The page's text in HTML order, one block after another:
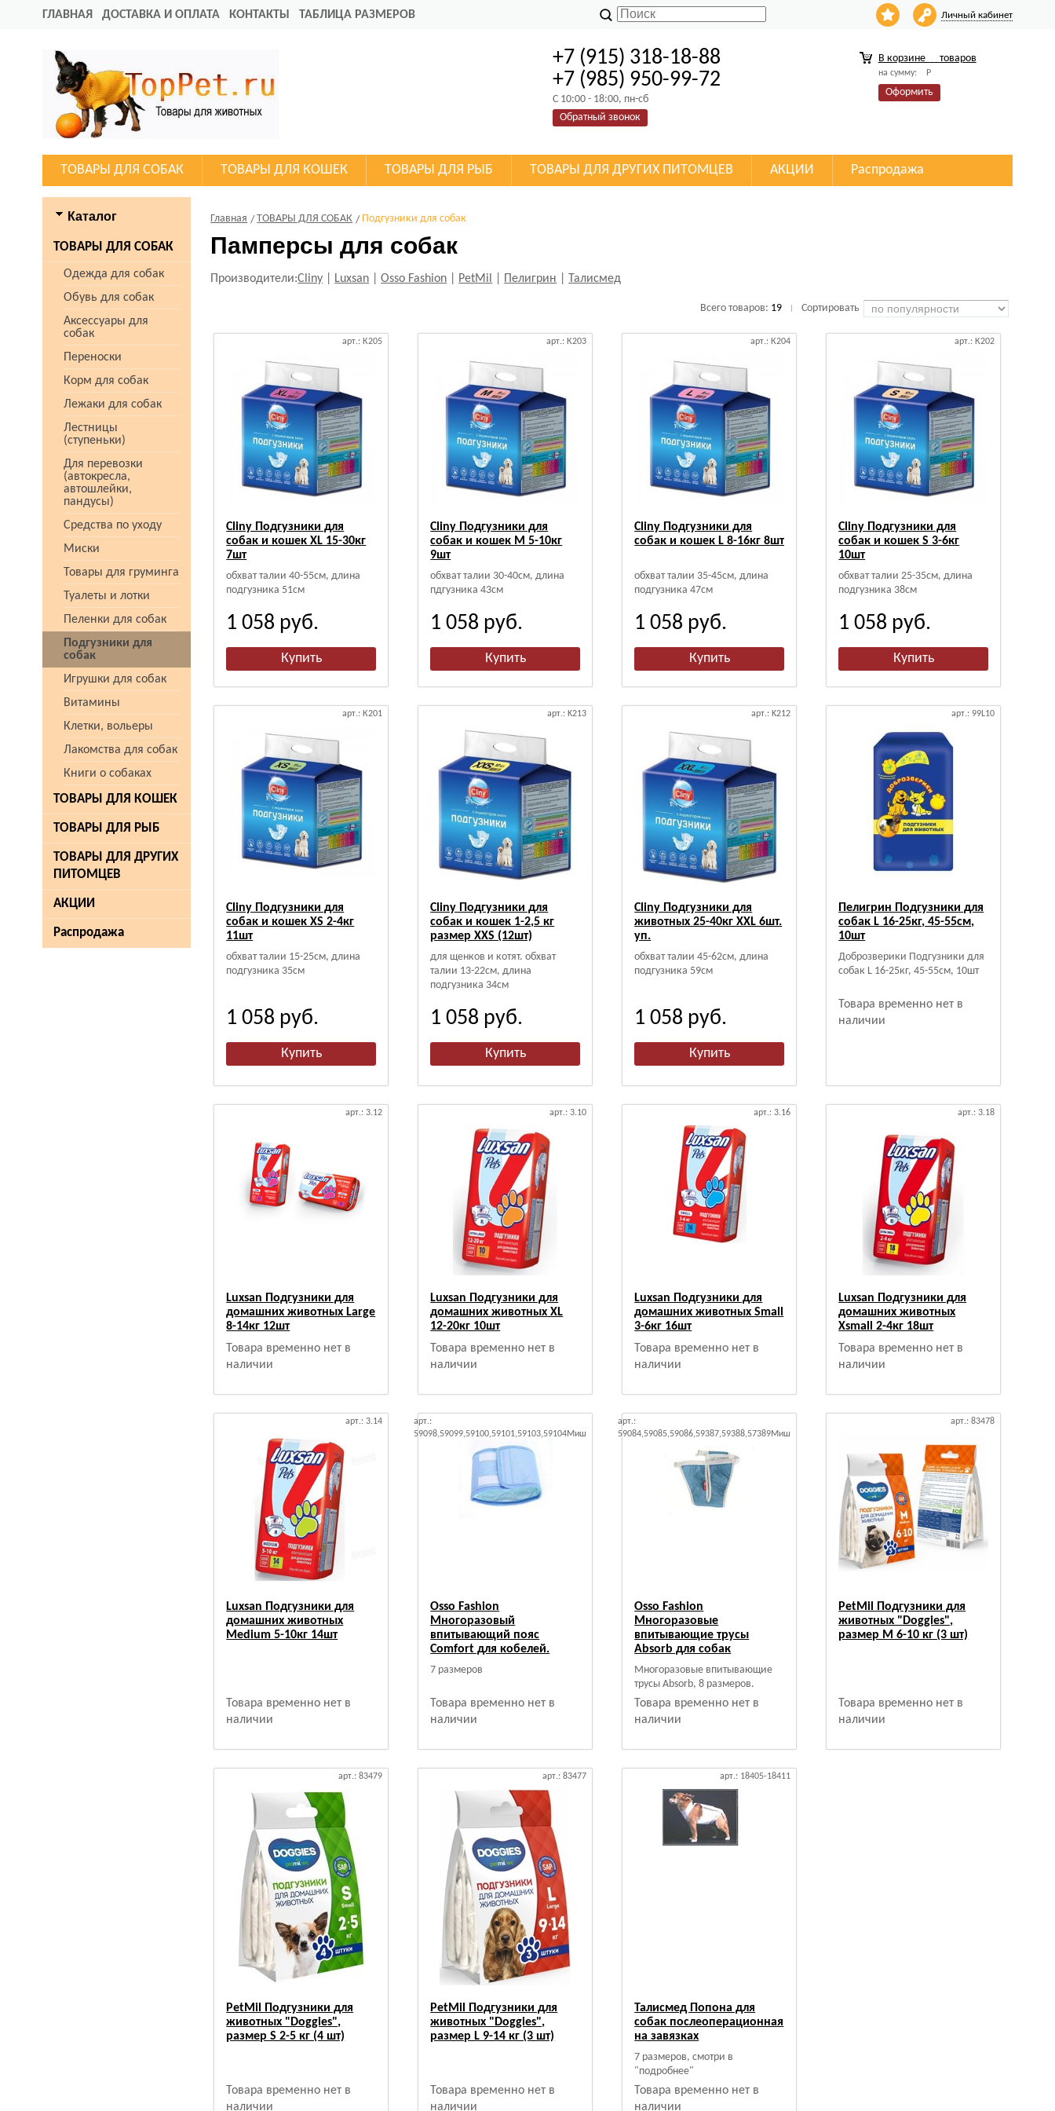
ГЛАВНАЯ ДОСТАВКА И ОПЛАТА КОНТАКТЫ ТАБЛИЦА РАЗМЕРОВ Личный кабинет
+7 (915) 318-18-88
+7 (985) 950-99-72
C 10:00 - 18:00, пн-сб
Обратный звонок
В корзине товаров
на сумму: Р
Оформить
ТОВАРЫ ДЛЯ СОБАК ТОВАРЫ ДЛЯ КОШЕК ТОВАРЫ ДЛЯ РЫБ ТОВАРЫ ДЛЯ ДРУГИХ ПИТОМЦЕВ АКЦИИ Распродажа
Каталог
ТОВАРЫ ДЛЯ СОБАК
Одежда для собак
Обувь для собак
Аксессуары для
собак
Переноски
Корм для собак
Лежаки для собак
Лестницы
(ступеньки)
Для перевозки
(автокресла,
автошлейки,
пандусы)
Средства по уходу
Миски
Товары для груминга
Туалеты и лотки
Пеленки для собак
Подгузники для
собак
Игрушки для собак
Витамины
Клетки, вольеры
Лакомства для собак
Книги о собаках
ТОВАРЫ ДЛЯ КОШЕК
ТОВАРЫ ДЛЯ РЫБ
ТОВАРЫ ДЛЯ ДРУГИХ
ПИТОМЦЕВ
АКЦИИ
Распродажа
Главная ТОВАРЫ ДЛЯ СОБАК Подгузники для собак
Памперсы для собак
Производители:Cliny Luxsan |Osso Fashion PetMil Пелигрин Талисмед
Всего товаров: 19 Сортировать
арт.: К205
Cliny Подгузники для
собак и кошек XL 15-30кг
7шт
обхват талии 40-55см, длина
подгузника 51см
1 058 руб.
арт.: К203
Cliny Подгузники для
собак и кошек M 5-10кг
9шт
обхват талии 30-40см, длина
пдгузника 43см
1 058 руб.
арт.: К204
Cliny Подгузники для
собак и кошек L 8-16кг 8шт
обхват талии 35-45см, длина
подгузника 47см
1 058 руб.
арт.: К202
Cliny Подгузники для
собак и кошек S 3-6кг
10шт
обхват талии 25-35см, длина
подгузника 38см
1 058 руб.
арт.: К201
Cliny Подгузники для
собак и кошек XS 2-4кг
11шт
обхват талии 15-25см, длина
подгузника 35см
1 058 руб.
арт.: K213
Cliny Подгузники для
собак и кошек 1-2,5 кг
размер XXS (12шт)
для щенков и котят. обхват
талии 13-22см, длина
подгузника 34см
1 058 руб.
арт.: K212
Cliny Подгузники для
животных 25-40кг ХXL 6шт.
уп.
обхват талии 45-62см, длина
подгузника 59см
1 058 руб.
арт.: 99L10
Пелигрин Подгузники для
собак L 16-25кг, 45-55см,
10шт
Доброзверики Подгузники для
собак L 16-25кг, 45-55см, 10шт
Товара временно нет в
наличии
арт.: 3.12
Luxsan Подгузники для
домашних животных Large
8-14кг 12шт
Товара временно нет в
наличии
арт.: 3.10
Luxsan Подгузники для
домашних животных XL
12-20кг 10шт
Товара временно нет в
наличии
арт.: 3.16
Luxsan Подгузники для
домашних животных Small
3-6кг 16шт
Товара временно нет в
наличии
арт.: 3.18
Luxsan Подгузники для
домашних животных
Xsmall 2-4кг 18шт
Товара временно нет в
наличии
арт.: 3.14
Luxsan Подгузники для
домашних животных
Medium 5-10кг 14шт
Товара временно нет в
наличии
арт.:
59098,59099,59100,59101,59103,59104Миш
Osso Fashion
Многоразовый
впитывающий пояс
Comfort для кобелей.
7 размеров
Товара временно нет в
наличии
арт.:
59084,59085,59086,59387,59388,57389Миш
Osso Fashion
Многоразовые
впитывающие трусы
Absorb для собак
Многоразовые впитывающие
трусы Absorb, 8 размеров.
Товара временно нет в
наличии
арт.: 83478
PetMil Подгузники для
животных "Doggies",
размер М 6-10 кг (3 шт)
Товара временно нет в
наличии
арт.: 83479
PetMil Подгузники для
животных "Doggies",
размер S 2-5 кг (4 шт)
Товара временно нет в
наличии
арт.: 83477
PetMil Подгузники для
животных "Doggies",
размер L 9-14 кг (3 шт)
Товара временно нет в
наличии
арт.: 18405-18411
Талисмед Попона для
собак послеоперационная
на завязках
7 размеров, смотри в
"подробнее"
Товара временно нет в
наличии